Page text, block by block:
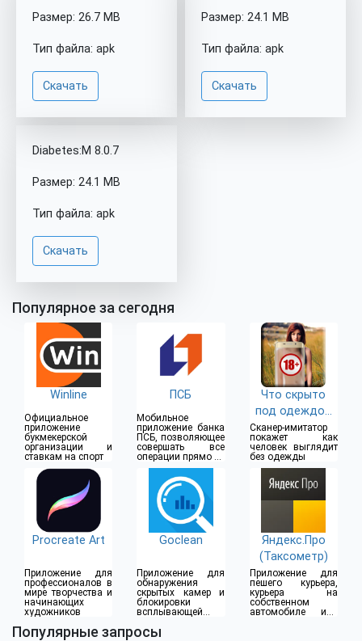
Размер: 26.7 MB
Тип файла: apk
Скачать
Размер: 24.1 MB
Тип файла: apk
Скачать
Diabetes:M 8.0.7
Размер: 24.1 MB
Тип файла: apk
Скачать
Популярное за сегодня
Winline
Официальное
приложение
букмекерской
организации и
ставкам на спорт
ПСБ
Мобильное
приложение банка
ПСБ, позволяющее
совершать все
операции прямо из
дома
Что скрыто
под одеждой
(18+)
Сканер-имитатор
покажет как
человек выглядит
без одежды
Procreate Art
Приложение для
профессионалов в
мире творчества и
начинающих
художников
Goclean
Приложение для
обнаружения
скрытых камер и
блокировки
всплывающей
Яндекс.Про
(Таксометр)
Приложение для
пешего курьера,
курьера на
собственном
автомобиле или
Популярные запросы